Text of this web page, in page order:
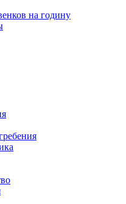
на годину